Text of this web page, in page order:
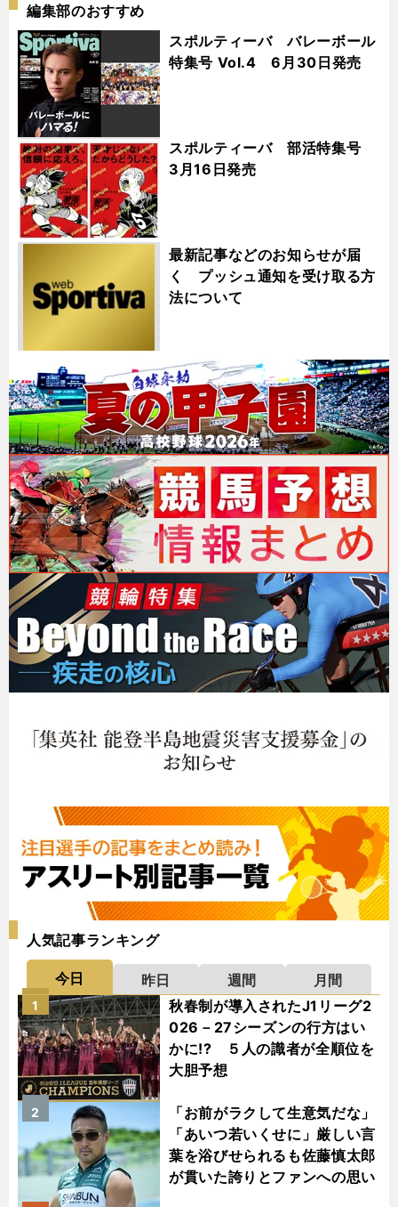
編集部のおすすめ
スポルティーバ バレーボール
特集号 Vol.4 6月30日発売
スポルティーバ 部活特集号
3月16日発売
最新記事などのお知らせが届
く プッシュ通知を受け取る方
法について
人気記事ランキング
今日 昨日 週間
月間
秋春制が導入されたJ1リーグ2
026－27シーズンの行方はい
かに!? ５人の識者が全順位を
大胆予想
1
「お前がラクして生意気だな」
「あいつ若いくせに」厳しい言
葉を浴びせられるも佐藤慎太郎
が貫いた誇りとファンへの思い
2